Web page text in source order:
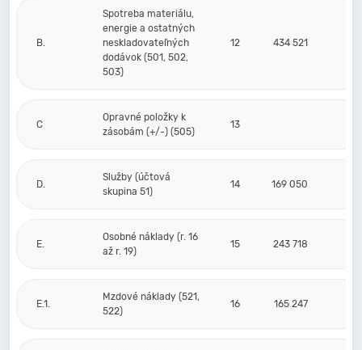
B.
Spotreba materiálu,
energie a ostatných
neskladovateľných
dodávok (501, 502,
503)
12 434 521
C
Opravné položky k
zásobám (+/-) (505)
13
D.
Služby (účtová
skupina 51)
14 169 050
E.
Osobné náklady (r. 16
až r. 19)
15 243 718
E.1.
Mzdové náklady (521,
522)
16 165 247